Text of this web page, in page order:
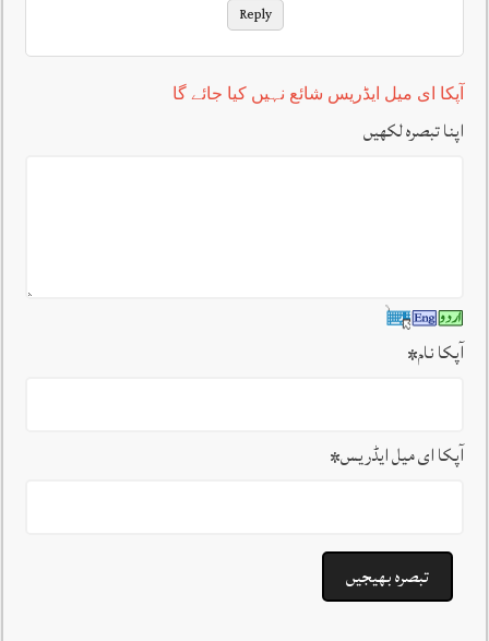
Reply
آپکا ای میل ایڈریس شائع نہیں کیا جائے گا
اپنا تبصرہ لکھیں
آپکا نام*
آپکا ای میل ایڈریس*